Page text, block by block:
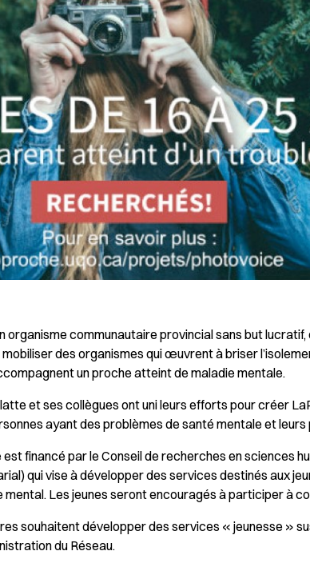
organisme communautaire provincial sans but
des organismes qui œuvrent à briser
un proche atteint de maladie mentale.
et ses collègues ont uni leurs efforts pour créer
ayant des problèmes de santé mentale et leurs
financé par le Conseil de recherches en sciences
qui vise à développer des services destinés aux
Les jeunes seront encouragés à participer à
souhaitent développer des services « jeunesse »
du Réseau.